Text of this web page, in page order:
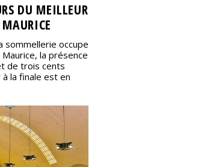
DU MEILLEUR
sommellerie occupe
la présence
de trois cents
la finale est en